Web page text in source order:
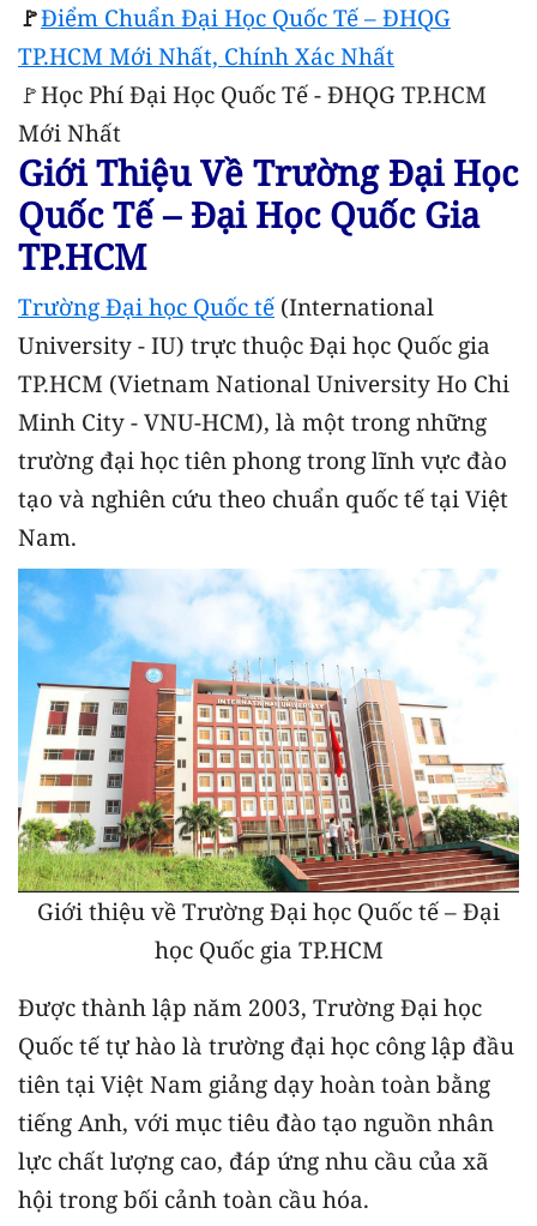
🚩Điểm Chuẩn Đại Học Quốc Tế – ĐHQG
TP.HCM Mới Nhất, Chính Xác Nhất
🚩Học Phí Đại Học Quốc Tế - ĐHQG TP.HCM
Mới Nhất
Giới Thiệu Về Trường Đại Học
Quốc Tế – Đại Học Quốc Gia
TP.HCM
Trường Đại học Quốc tế (International
University - IU) trực thuộc Đại học Quốc gia
TP.HCM (Vietnam National University Ho Chi
Minh City - VNU-HCM), là một trong những
trường đại học tiên phong trong lĩnh vực đào
tạo và nghiên cứu theo chuẩn quốc tế tại Việt
Nam.
Giới thiệu về Trường Đại học Quốc tế – Đại
học Quốc gia TP.HCM
Được thành lập năm 2003, Trường Đại học
Quốc tế tự hào là trường đại học công lập đầu
tiên tại Việt Nam giảng dạy hoàn toàn bằng
tiếng Anh, với mục tiêu đào tạo nguồn nhân
lực chất lượng cao, đáp ứng nhu cầu của xã
hội trong bối cảnh toàn cầu hóa.